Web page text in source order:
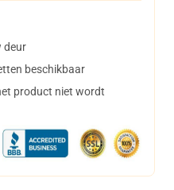
deur
beschikbaar
product niet wordt